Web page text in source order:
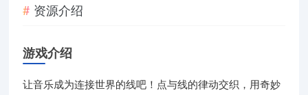
资源介绍
游戏介绍
让音乐成为连接世界的线吧！点与线的律动交织，用奇妙